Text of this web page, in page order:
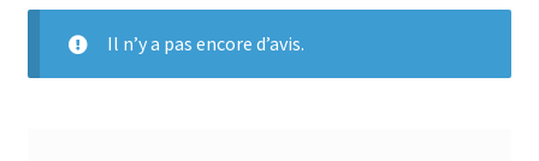
Il n’y a pas encore d’avis.